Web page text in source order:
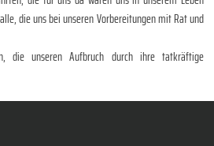
die uns bei unseren Vorbereitungen mit Rat und
die unseren Aufbruch durch ihre tatkräftige